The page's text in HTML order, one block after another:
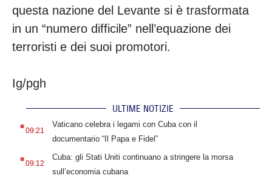
questa nazione del Levante si è trasformata
in un “numero difficile” nell’equazione dei
terroristi e dei suoi promotori.
Ig/pgh
ULTIME NOTIZIE
.09:21
Vaticano celebra i legami con Cuba con il
documentario “Il Papa e Fidel”
.09:12
Cuba: gli Stati Uniti continuano a stringere la morsa
sull’economia cubana